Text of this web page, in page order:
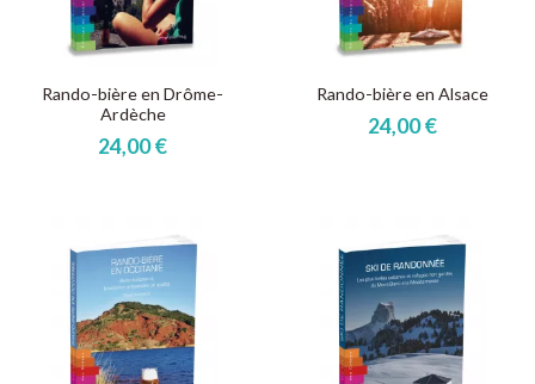
Rando-bière en Drôme-
Ardèche
24,00 €
Rando-bière en Alsace
24,00 €